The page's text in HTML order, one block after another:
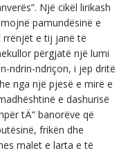
Një cikël lirikash
pamundësinë e
rrënjët e tij janë të
përgjatë një lumi
ndrin-ndriçon, i jep dritë
nga një pjesë e mirë e
e dashurisë
tÄ“ banorëve që
frikën dhe
malet e larta e të